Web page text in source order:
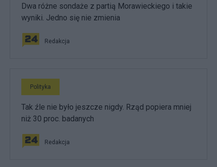
Dwa różne sondaże z partią Morawieckiego i takie
wyniki. Jedno się nie zmienia
Redakcja
Polityka
Tak źle nie było jeszcze nigdy. Rząd popiera mniej
niż 30 proc. badanych
Redakcja